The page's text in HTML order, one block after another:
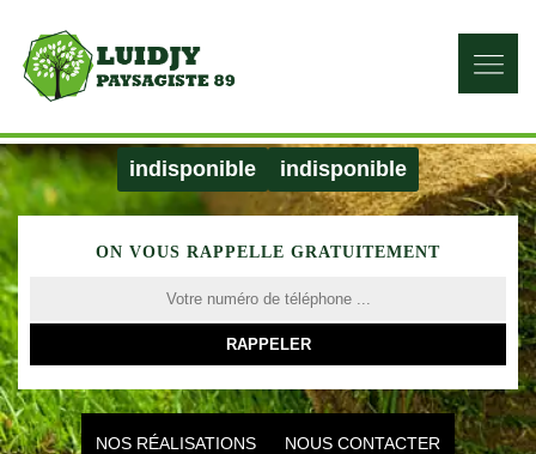
indisponible indisponible
ON VOUS RAPPELLE GRATUITEMENT
NOS RÉALISATIONS NOUS CONTACTER